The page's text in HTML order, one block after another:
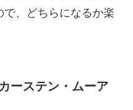
、どちらになるか楽
カーステン・ムーア